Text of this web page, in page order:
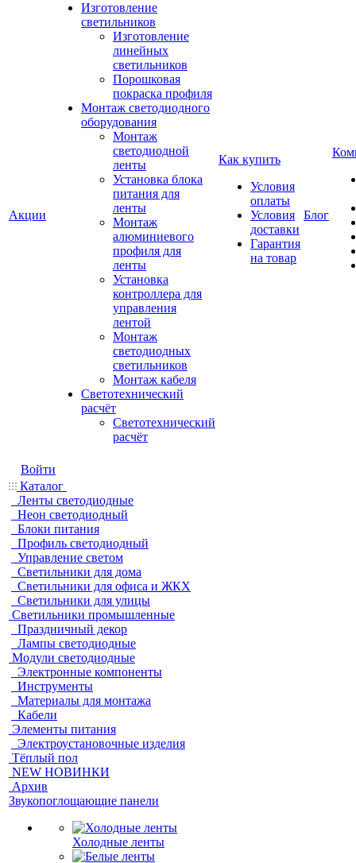
Акции
Изготовление
светильников
Изготовление
линейных
светильников
Порошковая
покраска профиля
Монтаж светодиодного
оборудования
Монтаж
светодиодной
ленты
Установка блока
питания для
ленты
Монтаж
алюминиевого
профиля для
ленты
Установка
контроллера для
управления
лентой
Монтаж
светодиодных
светильников
Монтаж кабеля
Светотехнический
расчёт
Светотехнический
расчёт
Как купить
Условия
оплаты
Условия
доставки
Гарантия
на товар
Блог
Войти
Каталог
Ленты светодиодные
Неон светодиодный
Блоки питания
Профиль светодиодный
Управление светом
Светильники для дома
Светильники для офиса и ЖКХ
Светильники для улицы
Светильники промышленные
Праздничный декор
Лампы светодиодные
Модули светодиодные
Электронные компоненты
Инструменты
Материалы для монтажа
Кабели
Элементы питания
Электроустановочные изделия
Тёплый пол
NEW НОВИНКИ
Архив
Звукопоглощающие панели
Холодные ленты